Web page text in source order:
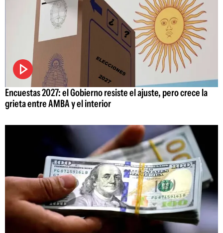
Encuestas 2027: el Gobierno resiste el ajuste, pero crece la
grieta entre AMBA y el interior